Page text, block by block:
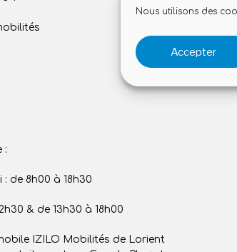
Nous utilisons des
Accepter
:
de 8h00 à 18h30
& de 13h30 à 18h00
IZILO Mobilités de Lorient